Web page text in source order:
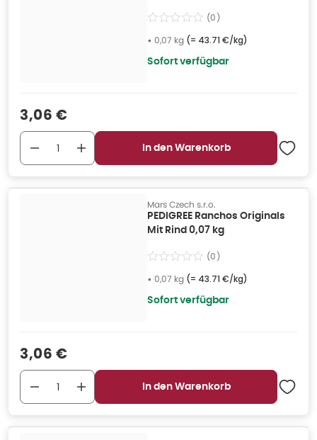
(0)
• 0,07 kg (= 43.71 €/kg)
Sofort verfügbar
Verkaufspreis
3,06 €
In den Warenkorb
Mars Czech s.r.o.
PEDIGREE Ranchos Originals
Mit Rind 0,07 kg
(0)
• 0,07 kg (= 43.71 €/kg)
Sofort verfügbar
Verkaufspreis
3,06 €
In den Warenkorb